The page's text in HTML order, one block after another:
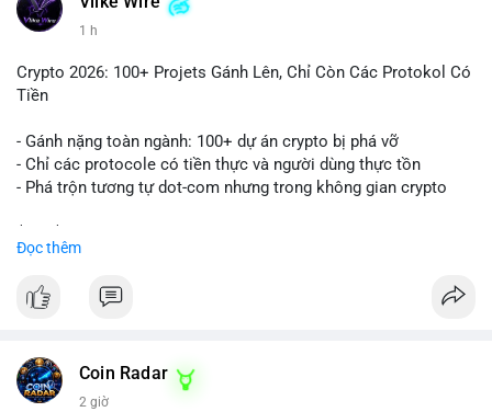
1 h
Crypto 2026: 100+ Projets Gánh Lên, Chỉ Còn Các Protokol Có
Tiền
- Gánh nặng toàn ngành: 100+ dự án crypto bị phá vỡ
- Chỉ các protocole có tiền thực và người dùng thực tồn
- Phá trộn tương tự dot-com nhưng trong không gian crypto
Đọc thêm
Coin Radar
2 giờ